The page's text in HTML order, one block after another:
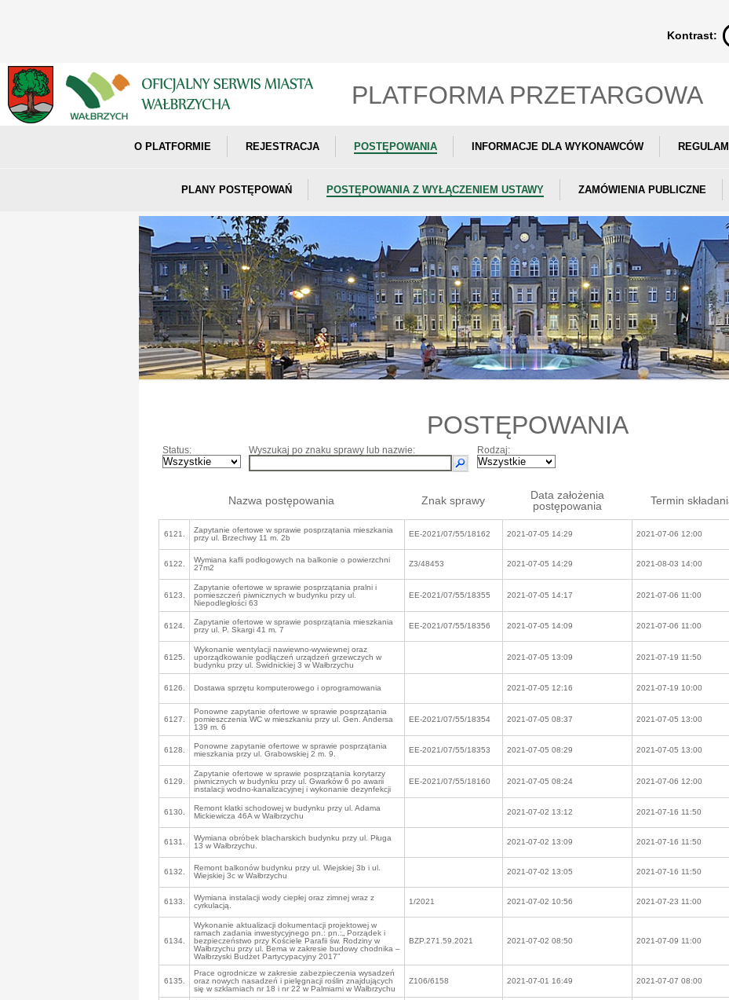
Kontrast:
PLATFORMA PRZETARGOWA
O PLATFORMIE REJESTRACJA POSTĘPOWANIA INFORMACJE DLA WYKONAWCÓW
PLANY POSTĘPOWAŃ POSTĘPOWANIA Z WYŁĄCZENIEM USTAWY ZAMÓWIENIA PUBLICZNE
POSTĘPOWANIA
Status: Wyszukaj po znaku sprawy lub nazwie: Rodzaj:
Nazwa postępowania Znak sprawy
Data założenia
postępowania
Termin
6121.
Zapytanie ofertowe w sprawie posprzątania mieszkania
przy ul. Brzechwy 11 m. 2b
EE-2021/07/55/18162 2021-07-05 14:29 2021-07-06 12:00
6122.
Wymiana kafli podłogowych na balkonie o powierzchni
27m2
Z3/48453 2021-07-05 14:29 2021-08-03 14:00
6123.
Zapytanie ofertowe w sprawie posprzątania pralni i
pomieszczeń piwnicznych w budynku przy ul.
Niepodległości 63
EE-2021/07/55/18355 2021-07-05 14:17 2021-07-06 11:00
6124.
Zapytanie ofertowe w sprawie posprzątania mieszkania
przy ul. P. Skargi 41 m. 7
EE-2021/07/55/18356 2021-07-05 14:09 2021-07-06 11:00
6125.
Wykonanie wentylacji nawiewno-wywiewnej oraz
uporządkowanie podłączeń urządzeń grzewczych w
budynku przy ul. Świdnickiej 3 w Wałbrzychu
2021-07-05 13:09 2021-07-19 11:50
6126. Dostawa sprzętu komputerowego i oprogramowania 2021-07-05 12:16 2021-07-19 10:00
6127.
Ponowne zapytanie ofertowe w sprawie posprzątania
pomieszczenia WC w mieszkaniu przy ul. Gen. Andersa
139 m. 6
EE-2021/07/55/18354 2021-07-05 08:37 2021-07-05 13:00
6128.
Ponowne zapytanie ofertowe w sprawie posprzątania
mieszkania przy ul. Grabowskiej 2 m. 9.
EE-2021/07/55/18353 2021-07-05 08:29 2021-07-05 13:00
6129.
Zapytanie ofertowe w sprawie posprzątania korytarzy
piwnicznych w budynku przy ul. Gwarków 6 po awarii
instalacji wodno-kanalizacyjnej i wykonanie dezynfekcji
EE-2021/07/55/18160 2021-07-05 08:24 2021-07-06 12:00
6130.
Remont klatki schodowej w budynku przy ul. Adama
Mickiewicza 46A w Wałbrzychu
2021-07-02 13:12 2021-07-16 11:50
6131.
Wymiana obróbek blacharskich budynku przy ul. Pługa
13 w Wałbrzychu.
2021-07-02 13:09 2021-07-16 11:50
6132.
Remont balkonów budynku przy ul. Wiejskiej 3b i ul.
Wiejskiej 3c w Wałbrzychu
2021-07-02 13:05 2021-07-16 11:50
6133.
Wymiana instalacji wody ciepłej oraz zimnej wraz z
cyrkulacją.
1/2021 2021-07-02 10:56 2021-07-23 11:00
6134.
Wykonanie aktualizacji dokumentacji projektowej w
ramach zadania inwestycyjnego pn.: pn.:„ Porządek i
bezpieczeństwo przy Kościele Parafii św. Rodziny w
Wałbrzychu przy ul. Bema w zakresie budowy chodnika –
Wałbrzyski Budżet Partycypacyjny 2017”
BZP.271.59.2021 2021-07-02 08:50 2021-07-09 11:00
6135.
Prace ogrodnicze w zakresie zabezpieczenia wysadzeń
oraz nowych nasadzeń i pielęgnacji roślin znajdujących
się w szklarniach nr 18 i nr 22 w Palmiarni w Wałbrzychu
Z106/6158 2021-07-01 16:49 2021-07-07 08:00